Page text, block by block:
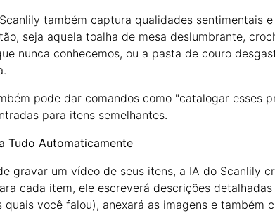
também captura qualidades sentimentais
seja aquela toalha de mesa deslumbrante,
nunca conhecemos, ou a pasta de couro
pode dar comandos como "catalogar esses
para itens semelhantes.
Tudo Automaticamente
gravar um vídeo de seus itens, a IA do Scanlily
cada item, ele escreverá descrições
quais você falou), anexará as imagens e também